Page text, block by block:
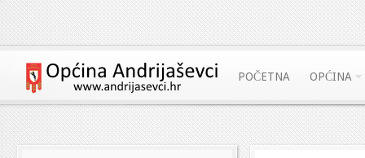
POČETNA OPĆINA